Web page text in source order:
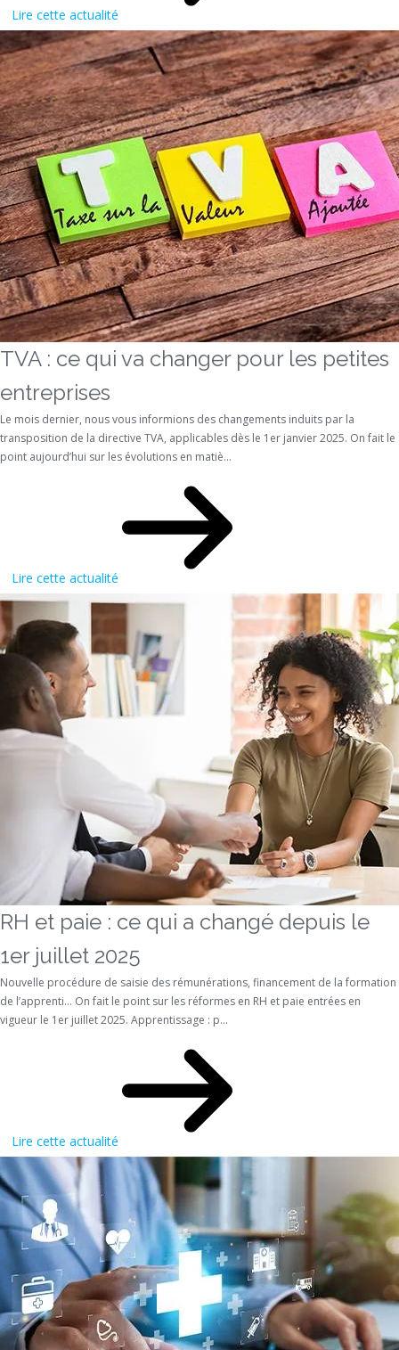
Lire cette actualité
TVA : ce qui va changer pour les petites
entreprises
Le mois dernier, nous vous informions des changements induits par la
transposition de la directive TVA, applicables dès le 1er janvier 2025. On fait le
point aujourd’hui sur les évolutions en matiè...
Lire cette actualité
RH et paie : ce qui a changé depuis le
1er juillet 2025
Nouvelle procédure de saisie des rémunérations, financement de la formation
de l’apprenti… On fait le point sur les réformes en RH et paie entrées en
vigueur le 1er juillet 2025. Apprentissage : p...
Lire cette actualité